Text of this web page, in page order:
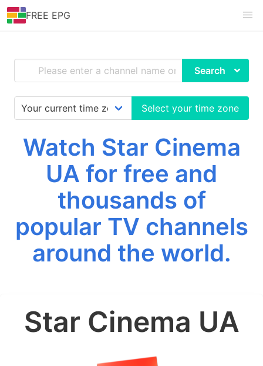
FREE EPG
Search
Select your time zone
Watch Star Cinema
UA for free and
thousands of
popular TV channels
around the world.
Star Cinema UA